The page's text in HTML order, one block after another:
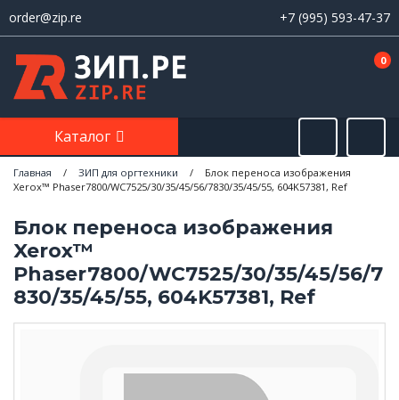
order@zip.re +7 (995) 593-47-37
0
Каталог
Главная / ЗИП для оргтехники /
Блок переноса изображения
Xerox™ Phaser7800/WC7525/30/35/45/56/7830/35/45/55, 604K57381, Ref
Блок переноса изображения
Xerox™
Phaser7800/WC7525/30/35/45/56/7
830/35/45/55, 604K57381, Ref